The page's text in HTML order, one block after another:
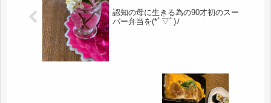
認知の母に生きる為の90才初のスー
パー弁当を(*ﾟ▽ﾟ)ﾉ